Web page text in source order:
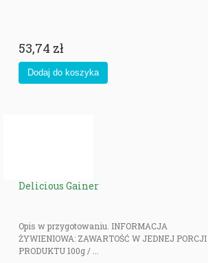
53,74 zł
Delicious Gainer
Opis w przygotowaniu. INFORMACJA
ŻYWIENIOWA: ZAWARTOŚĆ W JEDNEJ PORCJI
PRODUKTU 100g / ...